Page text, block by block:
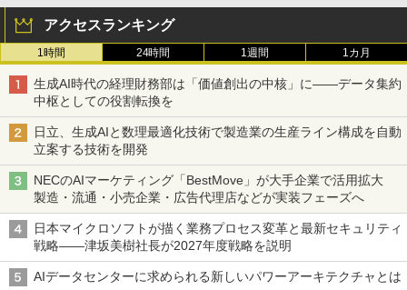
アクセスランキング
1時間 24時間 1週間 1カ月
生成AI時代の経理財務部は「価値創出の中核」に――データ集約
中枢としての役割転換を
日立、生成AIと数理最適化技術で製造業の生産ライン構成を自動
立案する技術を開発
NECのAIマーケティング「BestMove」が大手企業で活用拡大
製造・流通・小売企業・広告代理店などが実装フェーズへ
日本マイクロソフトが描く業務プロセス変革と最新セキュリティ
戦略――津坂美樹社長が2027年度戦略を説明
AIデータセンターに求められる新しいパワーアーキテクチャとは